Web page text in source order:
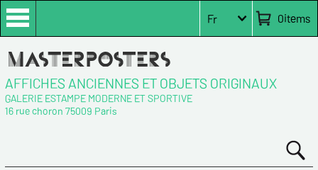
0items
Fr
AFFICHES ANCIENNES ET OBJETS ORIGINAUX
GALERIE ESTAMPE MODERNE ET SPORTIVE
16 rue choron 75009 Paris